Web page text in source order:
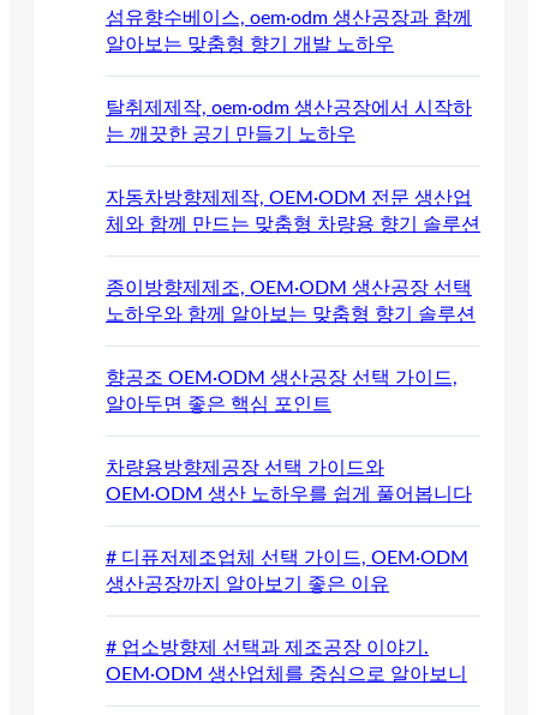
섬유향수베이스, oem·odm 생산공장과 함께
알아보는 맞춤형 향기 개발 노하우
탈취제제작, oem·odm 생산공장에서 시작하
는 깨끗한 공기 만들기 노하우
자동차방향제제작, OEM·ODM 전문 생산업
체와 함께 만드는 맞춤형 차량용 향기 솔루션
종이방향제제조, OEM·ODM 생산공장 선택
노하우와 함께 알아보는 맞춤형 향기 솔루션
향공조 OEM·ODM 생산공장 선택 가이드,
알아두면 좋은 핵심 포인트
차량용방향제공장 선택 가이드와
OEM·ODM 생산 노하우를 쉽게 풀어봅니다
# 디퓨저제조업체 선택 가이드, OEM·ODM
생산공장까지 알아보기 좋은 이유
# 업소방향제 선택과 제조공장 이야기.
OEM·ODM 생산업체를 중심으로 알아보니